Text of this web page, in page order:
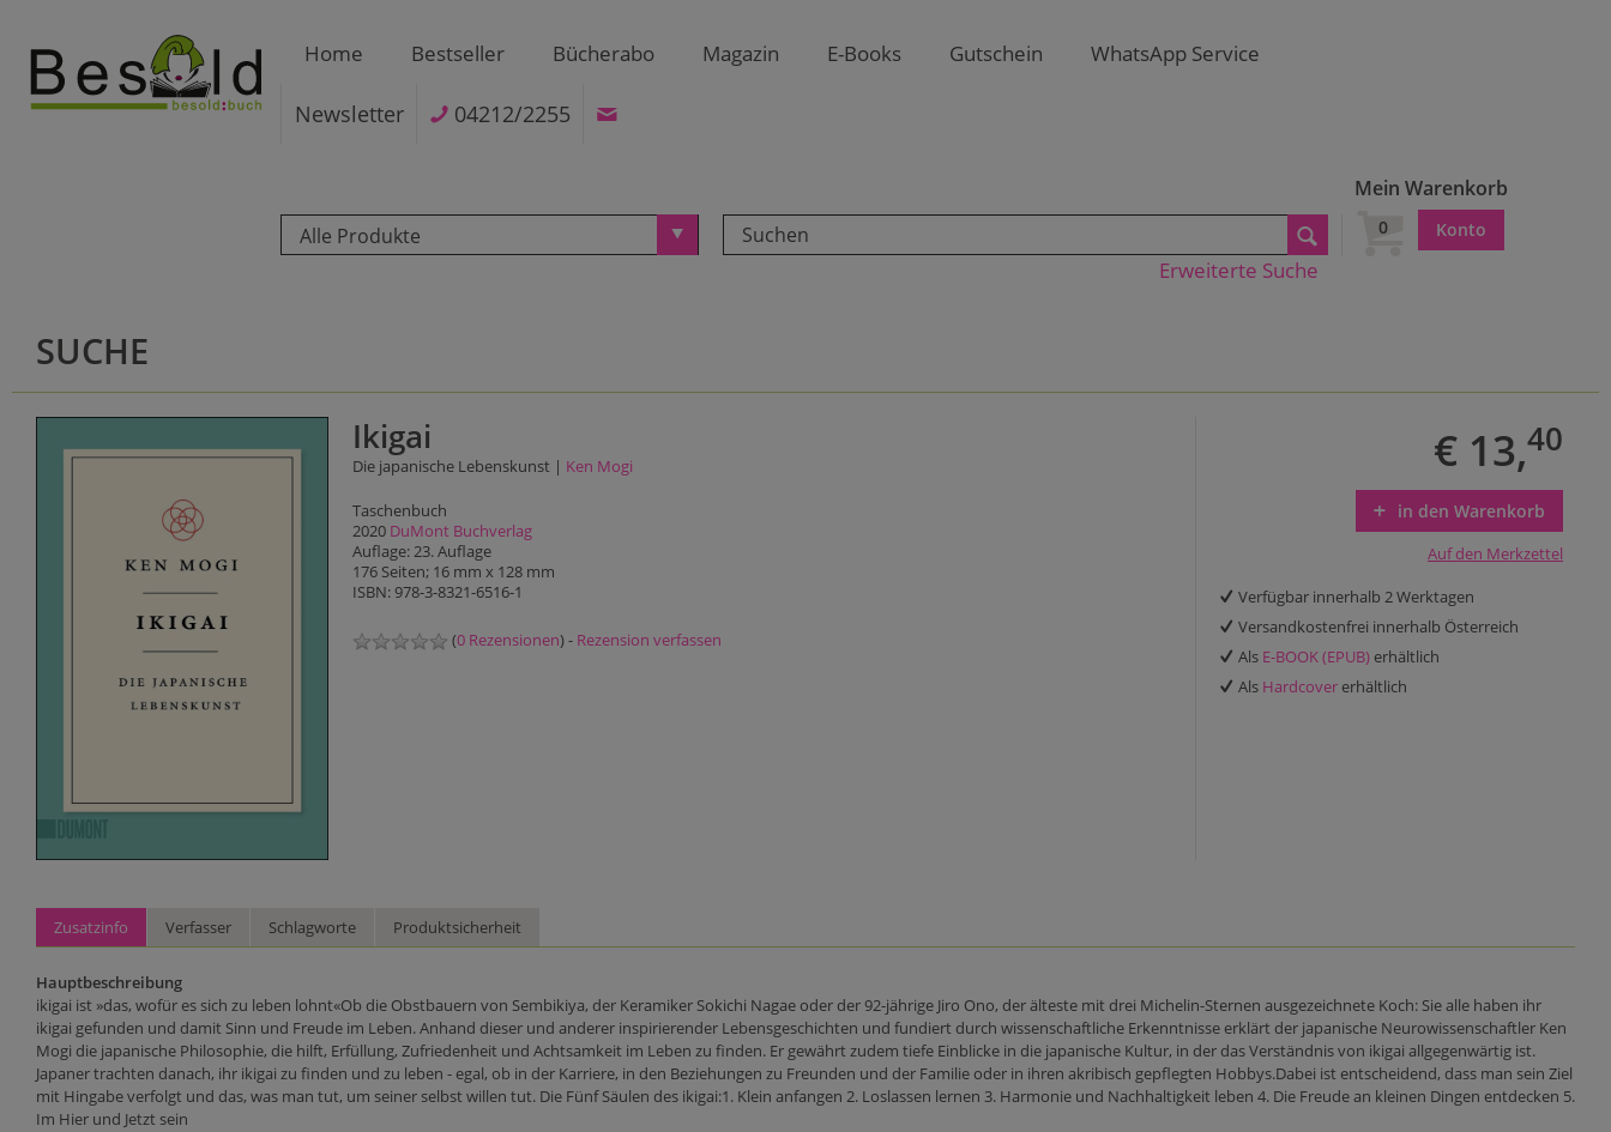
Home Bestseller Bücherabo Magazin E-Books Gutschein WhatsApp Service
Newsletter 04212/2255
Alle Produkte
Mein Warenkorb
0 Konto
Erweiterte Suche
SUCHE
Ikigai
Die japanische Lebenskunst | Ken Mogi
Taschenbuch
2020 DuMont Buchverlag
Auflage: 23. Auflage
176 Seiten; 16 mm x 128 mm
ISBN: 978-3-8321-6516-1
(0 Rezensionen) - Rezension verfassen
€ 13,40
in den Warenkorb
Auf den Merkzettel
Verfügbar innerhalb 2 Werktagen
Versandkostenfrei innerhalb Österreich
Als E-BOOK (EPUB) erhältlich
Als Hardcover erhältlich
Zusatzinfo Verfasser Schlagworte Produktsicherheit
Hauptbeschreibung
ikigai ist »das, wofür es sich zu leben lohnt«Ob die Obstbauern von Sembikiya, der Keramiker Sokichi Nagae oder der 92-jährige Jiro Ono, der älteste mit drei Michelin-Sternen ausgezeichnete Koch: Sie alle haben ihr
ikigai gefunden und damit Sinn und Freude im Leben. Anhand dieser und anderer inspirierender Lebensgeschichten und fundiert durch wissenschaftliche Erkenntnisse erklärt der japanische Neurowissenschaftler Ken
Mogi die japanische Philosophie, die hilft, Erfüllung, Zufriedenheit und Achtsamkeit im Leben zu finden. Er gewährt zudem tiefe Einblicke in die japanische Kultur, in der das Verständnis von ikigai allgegenwärtig ist.
Japaner trachten danach, ihr ikigai zu finden und zu leben - egal, ob in der Karriere, in den Beziehungen zu Freunden und der Familie oder in ihren akribisch gepflegten Hobbys.Dabei ist entscheidend, dass man sein Ziel
mit Hingabe verfolgt und das, was man tut, um seiner selbst willen tut. Die Fünf Säulen des ikigai:1. Klein anfangen 2. Loslassen lernen 3. Harmonie und Nachhaltigkeit leben 4. Die Freude an kleinen Dingen entdecken 5.
Im Hier und Jetzt sein